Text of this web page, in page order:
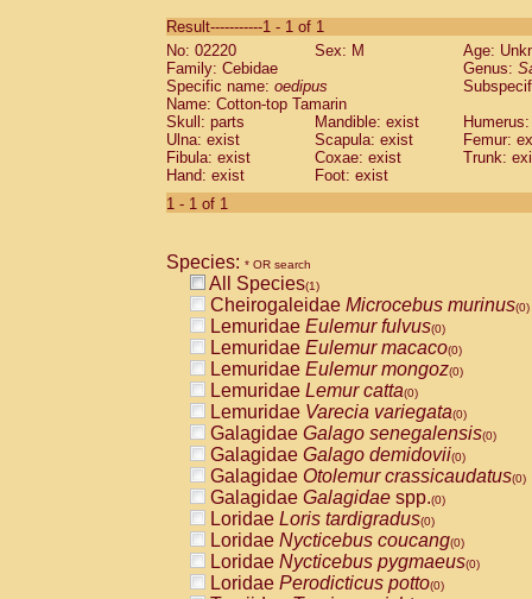
CebidaeSaguinus labiatus(0)
Cebidae Saguinus leucopus (0)
Cebidae
CebidaeSaguinus mystax
Cebidae Saguinus nigricollis (0)
Cebidae Saguinus oedipus
Cebidae Saguinus weddelli
Cebidae Saguinusspp.
Cebidae
CebidaeCebus capucinus
CebidaeCebus nigrivittatus
CebidaeCebus spp.(0)
CebidaeSaimiri boliviensis(0)
CebidaeSaimiri sciureus(0)
AtelidaeAlouatta caraya(0)
AtelidaeAlouatta fusca(0)
AtelidaeAlouatta seniculus(0)
AtelidaeAlouattaspp.(0)
AtelidaeAteles belzebuth(0)
AtelidaeAteles geoffroyi(0)
AtelidaeAteles paniscus(0)
AtelidaeAtelesspp.(0)
AtelidaeLagothrix lagothricha(0)
AtelidaeLagothrix lagothricha cana
PitheciidaeCacajao calvus
Result-----------1 - 1 of 1
No: 02220
Sex: M
Age:
Family: Cebidae
Genus:
Specific name: oedipus
Name: Cotton-top Tamarin
Skull: parts
Mandible: exist
Ulna: exist
Scapula: exist
Femur:
Fibula: exist
Coxae: exist
Trunk:
Hand: exist
Foot: exist
1 - 1 of 1
Species: * OR search
All Species(1)
Cheirogaleidae Microcebus murinus(0)
Lemuridae Eulemur fulvus(0)
Lemuridae Eulemur macaco(0)
Lemuridae Eulemur mongoz(0)
Lemuridae Lemur catta(0)
Lemuridae Varecia variegata(0)
Galagidae Galago senegalensis(0)
Galagidae Galago demidovii(0)
Galagidae Otolemur crassicaudatus(0)
Galagidae Galagidae spp.(0)
Loridae Loris tardigradus(0)
Loridae Nycticebus coucang(0)
Loridae Nycticebus pygmaeus(0)
Loridae Perodicticus potto(0)